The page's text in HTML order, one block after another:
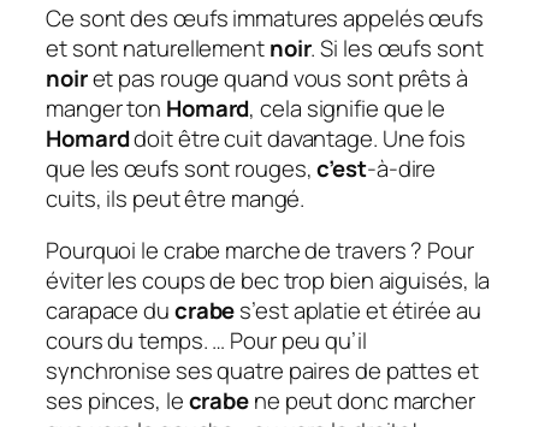
Ce sont des œufs immatures appelés œufs
et sont naturellementnoir. Si les œufs sont
noiret pas rouge quand vous sont prêts à
manger ton Homard, cela signifie que le
Homarddoit être cuit davantage. Une fois
que les œufs sont rouges,c’est-à-dire
cuits, ils peut être mangé.
Pourquoi le crabe marche de travers ? Pour
éviter les coups de bec trop bien aiguisés, la
carapace ducrabes’est aplatie et étirée au
cours du temps. … Pour peu qu’il
synchronise ses quatre paires de pattes et
ses pinces, lecrabene peut donc marcher